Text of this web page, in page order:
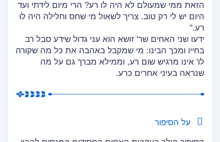
הזאת ממי שמעולם לא היה לו רע? הרי מיום לידתי ועד
היום יש לי רק טוב. צריך לשאול מי שחס וחלילה היה לו
רע."
ידעו שני האחים שר' זושא הוא עני גדול שידע סבל רב
בחייו ומכך הבינו: מי שמקבל באהבה את כל מה שקורה
לו' אינו מרגיש שום רע, וממילא מברך גם על מה
שנראה בעיני אחרים כרע.
על הסיפור